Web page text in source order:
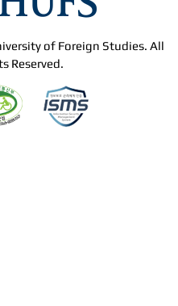
of Foreign Studies. All
Reserved.